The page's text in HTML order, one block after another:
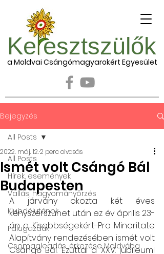
Ke esztszülők
a Moldvai Csángómagyarokért Egyesület
Bejegyzés
All Posts
Hírek, események
Vallás, hagyományőrzés
Klubdélutánok
Falugazdák
Csomagleadás, érkezése Moldvába
All Posts
Ismét volt Csángó Bál
Budapesten
2022. máj. 12.2 perc olvasás
A járvány okozta két éves
kényszerszünet után ez év április 23-
án a Kisebbségekért-Pro Minoritate
Alapítvány rendezésében ismét volt
Csángó Bál. Ezúttal a XXV. jubileumi